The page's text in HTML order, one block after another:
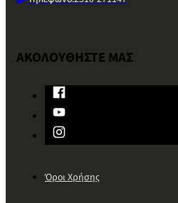
ΑΚΟΛΟΥΘΗΣΤΕ ΜΑΣ
Όροι Χρήσης